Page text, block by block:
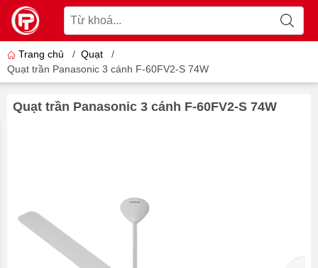
Trang chủ / Quạt
/
Quạt trần Panasonic 3 cánh F-60FV2-S 74W
Quạt trần Panasonic 3 cánh F-60FV2-S 74W